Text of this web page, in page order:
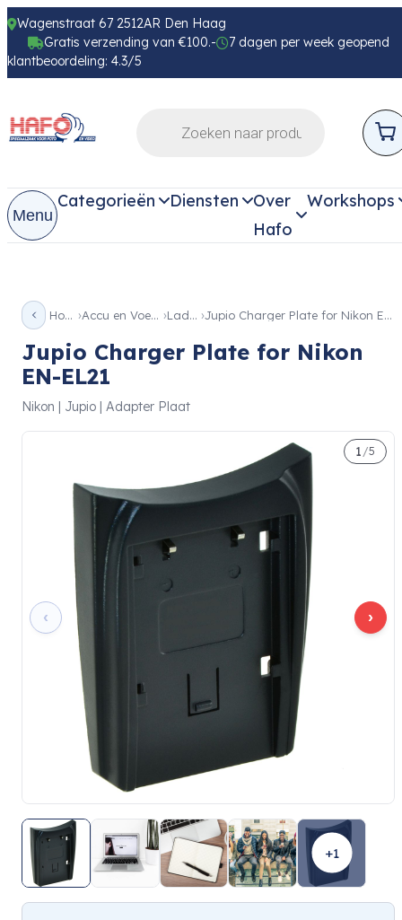
Wagenstraat 67 2512AR Den Haag
Gratis verzending van €100.-
7 dagen per week geopend
klantbeoordeling: 4.3/5
Menu
Categorieën Diensten
Over
Hafo
Workshops
Home Accu en Voeding Laders Jupio Charger Plate for Nikon EN-EL21
Jupio Charger Plate for Nikon
EN-EL21
Nikon | Jupio | Adapter Plaat
‹ ›
1 /5
+1